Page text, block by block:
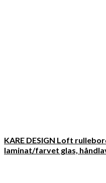
KARE DESIGN Loft
laminat/farvet glas,